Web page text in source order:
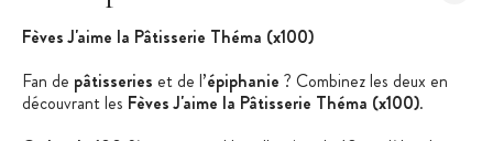
Fèves J'aime la Pâtisserie Théma (x100)
Fan de pâtisseries et de l’épiphanie ? Combinez les deux en
découvrant les Fèves J'aime la Pâtisserie Théma (x100).